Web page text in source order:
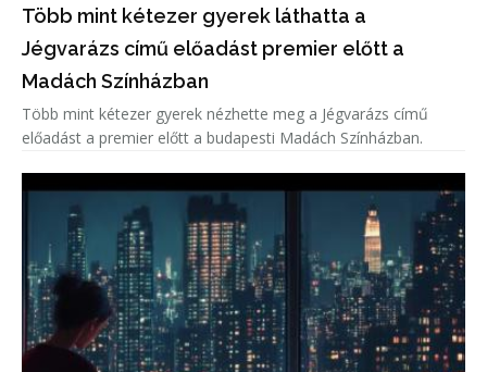
Több mint kétezer gyerek láthatta a
Jégvarázs című előadást premier előtt a
Madách Színházban
Több mint kétezer gyerek nézhette meg a Jégvarázs című
előadást a premier előtt a budapesti Madách Színházban.